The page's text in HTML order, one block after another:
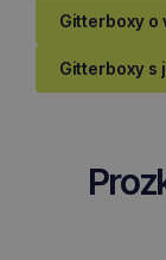
Gitterboxy o
Gitterboxy s